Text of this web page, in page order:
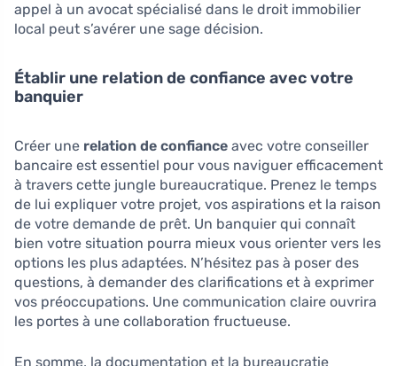
appel à un avocat spécialisé dans le droit immobilier
local peut s’avérer une sage décision.
Établir une relation de confiance avec votre
banquier
Créer une relation de confiance avec votre conseiller
bancaire est essentiel pour vous naviguer efficacement
à travers cette jungle bureaucratique. Prenez le temps
de lui expliquer votre projet, vos aspirations et la raison
de votre demande de prêt. Un banquier qui connaît
bien votre situation pourra mieux vous orienter vers les
options les plus adaptées. N’hésitez pas à poser des
questions, à demander des clarifications et à exprimer
vos préoccupations. Une communication claire ouvrira
les portes à une collaboration fructueuse.
En somme, la documentation et la bureaucratie